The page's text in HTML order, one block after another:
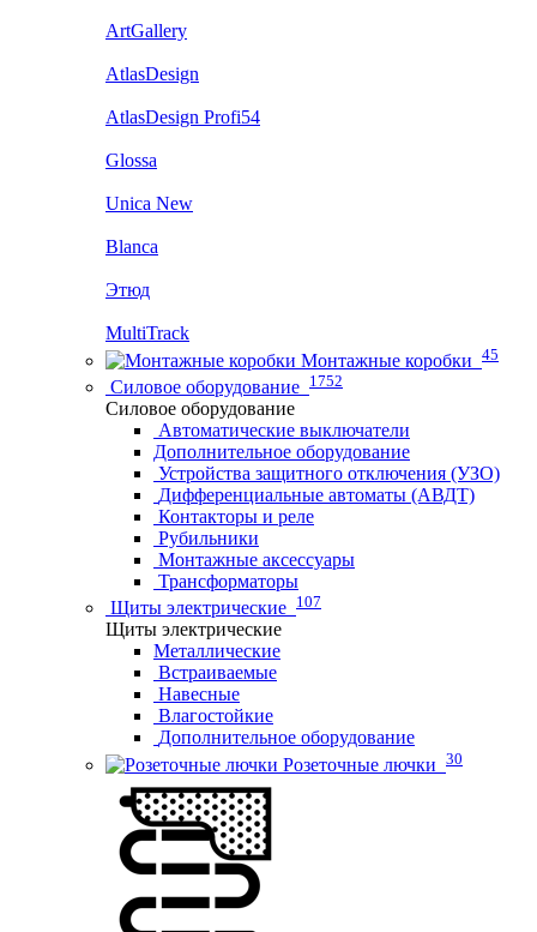
ArtGallery
AtlasDesign
AtlasDesign Profi54
Glossa
Unica New
Blanca
Этюд
MultiTrack
Монтажные коробки 45
Силовое оборудование 1752
Силовое оборудование
Автоматические выключатели
Дополнительное оборудование
Устройства защитного отключения (УЗО)
Дифференциальные автоматы (АВДТ)
Контакторы и реле
Рубильники
Монтажные аксессуары
Трансформаторы
Щиты электрические 107
Щиты электрические
Металлические
Встраиваемые
Навесные
Влагостойкие
Дополнительное оборудование
Розеточные лючки 30